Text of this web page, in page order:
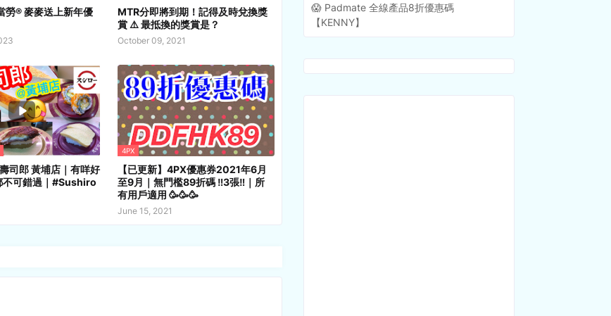
勞® 麥麥送上新年優
MTR分即將到期！記得及時兌換獎
賞 ⚠️ 最抵換的獎賞是？
October 09, 2021
司郎 黃埔店｜有咩好
不可錯過｜#Sushiro
4PX
【已更新】4PX優惠券2021年6月
至9月｜無門檻89折碼 ‼️3張‼️｜所
有用戶適用 🥳🥳🥳
June 15, 2021
😱 Padmate 全線產品8折優惠碼
【KENNY】